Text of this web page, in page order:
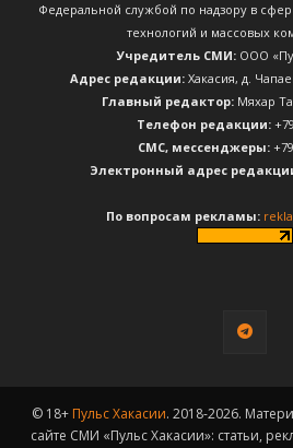
Федеральной службой по надзору в
технологий и массовых
Учредитель СМИ: ООО
Адрес редакции:Хакасия, д.
Главный редактор: Мяхар
Телефон редакции:
CМС, мессенджеры:
Электронный адрес
По вопросам рекламы:
© 18+ Пульс Хакасии. 2018-2026.
сайте СМИ «Пульс Хакасии»: статьи,